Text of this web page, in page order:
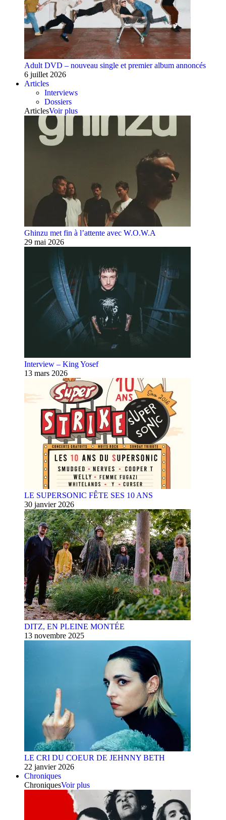
Adult DVD – nouveau single et premier album annoncés
6 juillet 2026
Articles
Interviews
Dossiers
ArticlesVoir plus
Ghinzu met fin à l’attente avec W.O.W.A
29 mai 2026
Interview – King Yosef
13 mars 2026
LE SUPERSONIC FÊTE SES 10 ANS
30 janvier 2026
DITZ, EN PLEINE MONTÉE
13 novembre 2025
LE CRI DU COEUR DE JEHNNY BETH
22 janvier 2026
Chroniques
ChroniquesVoir plus